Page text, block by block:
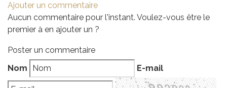
Ajouter un commentaire
Aucun commentaire pour l'instant. Voulez-vous être le
premier à en ajouter un ?
Poster un commentaire
Nom
E-mail